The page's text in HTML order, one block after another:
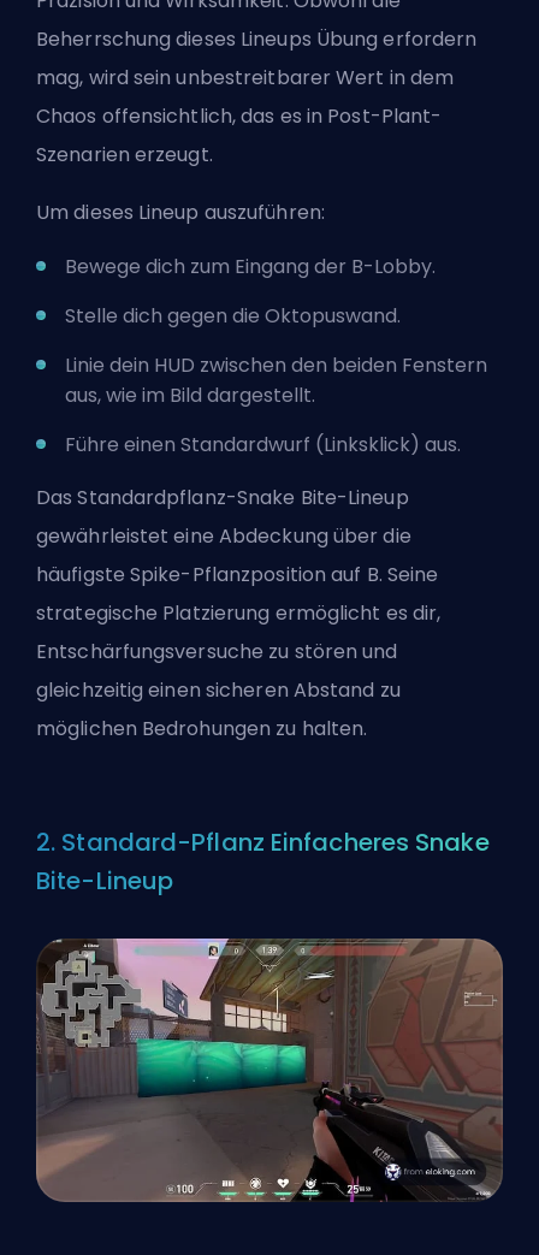
Beherrschung dieses Lineups Übung erfordern
mag, wird sein unbestreitbarer Wert in dem
Chaos offensichtlich, das es in Post-Plant-
Szenarien erzeugt.
Um dieses Lineup auszuführen:
Bewege dich zum Eingang der B-Lobby.
Stelle dich gegen die Oktopuswand.
Linie dein HUD zwischen den beiden Fenstern
aus, wie im Bild dargestellt.
Führe einen Standardwurf (Linksklick) aus.
Das Standardpflanz-Snake Bite-Lineup
gewährleistet eine Abdeckung über die
häufigste Spike-Pflanzposition auf B. Seine
strategische Platzierung ermöglicht es dir,
Entschärfungsversuche zu stören und
gleichzeitig einen sicheren Abstand zu
möglichen Bedrohungen zu halten.
2. Standard-Pflanz Einfacheres Snake
Bite-Lineup